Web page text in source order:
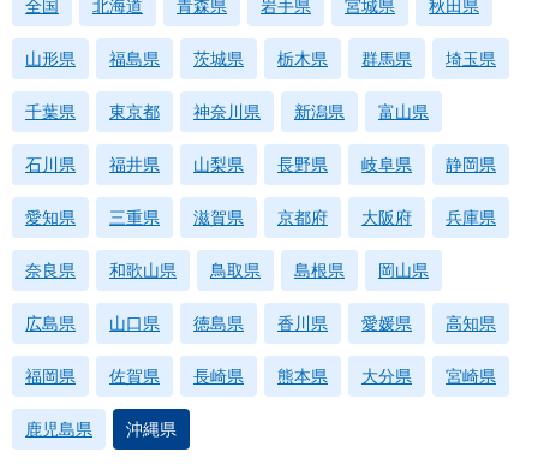
全国 北海道 青森県 岩手県 宮城県 秋田県
山形県 福島県 茨城県 栃木県 群馬県 埼玉県
千葉県 東京都 神奈川県 新潟県 富山県
石川県 福井県 山梨県 長野県 岐阜県 静岡県
愛知県 三重県 滋賀県 京都府 大阪府 兵庫県
奈良県 和歌山県 鳥取県 島根県 岡山県
広島県 山口県 徳島県 香川県 愛媛県 高知県
福岡県 佐賀県 長崎県 熊本県 大分県 宮崎県
鹿児島県 沖縄県